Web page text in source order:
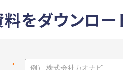
をダウンロー
*